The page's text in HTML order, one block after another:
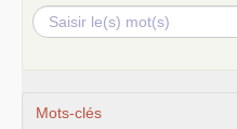
Mots-clés